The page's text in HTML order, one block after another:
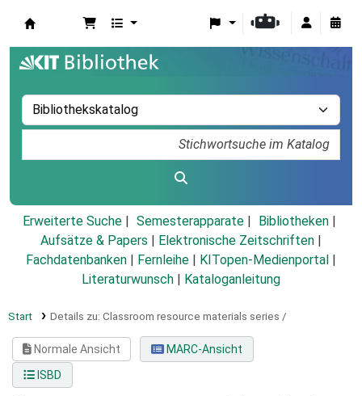
Erweiterte Suche Semesterapparate
Bibliotheken
Aufsätze & Papers
Elektronische Zeitschriften
Fachdatenbanken
Fernleihe KITopen-Medienportal
Literaturwunsch
Kataloganleitung
Start Details zu: Classroom resource materials series /
Normale Ansicht
MARC-Ansicht
ISBD